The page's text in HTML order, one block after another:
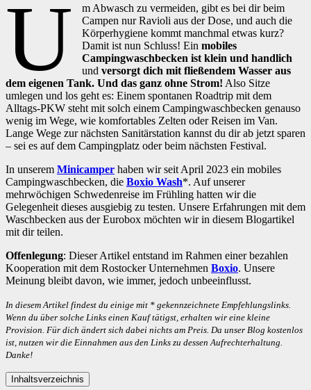
U
m Abwasch zu vermeiden, gibt es bei dir beim
Campen nur Ravioli aus der Dose, und auch die
Körperhygiene kommt manchmal etwas kurz?
Damit ist nun Schluss! Einmobiles
Campingwaschbecken ist klein und handlich
undversorgt dich mit fließendem Wasser aus
dem eigenen Tank. Und das ganz ohne Strom! Also Sitze
umlegen und los geht es: Einem spontanen Roadtrip mit dem
Alltags-PKW steht mit solch einem Campingwaschbecken genauso
wenig im Wege, wie komfortables Zelten oder Reisen im Van.
Lange Wege zur nächsten Sanitärstation kannst du dir ab jetzt sparen
– sei es auf dem Campingplatz oder beim nächsten Festival.
In unserem Minicamper haben wir seit April 2023 ein mobiles
Campingwaschbecken, die Boxio Wash*. Auf unserer
mehrwöchigen Schwedenreise im Frühling hatten wir die
Gelegenheit dieses ausgiebig zu testen. Unsere Erfahrungen mit dem
Waschbecken aus der Eurobox möchten wir in diesem Blogartikel
mit dir teilen.
Offenlegung: Dieser Artikel entstand im Rahmen einer bezahlen
Kooperation mit dem Rostocker Unternehmen Boxio. Unsere
Meinung bleibt davon, wie immer, jedoch unbeeinflusst.
In diesem Artikel findest du einige mit * gekennzeichnete Empfehlungslinks.
Wenn du über solche Links einen Kauf tätigst, erhalten wir eine kleine
Provision. Für dich ändert sich dabei nichts am Preis. Da unser Blog kostenlos
ist, nutzen wir die Einnahmen aus den Links zu dessen Aufrechterhaltung.
Danke!
Inhaltsverzeichnis